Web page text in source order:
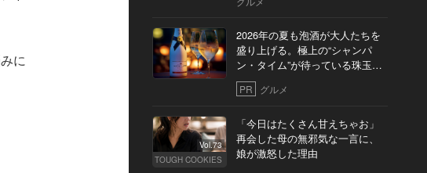
に
2026年の夏も泡酒が大人たちを
盛り上げる。極上の“シャンパ
ン・タイム”が待っている珠玉の
10軒
PR グルメ
Vol.73
TOUGH COOKIES
「今日はたくさん甘えちゃお」
再会した母の無邪気な一言に、
娘が激怒した理由